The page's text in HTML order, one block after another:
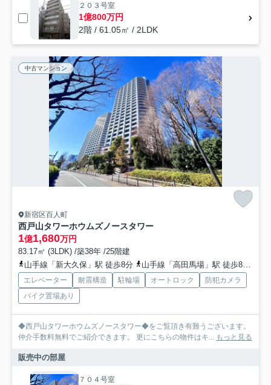
２０３号室
1億800万円
2階 / 61.05㎡ / 2LDK
中古マンション
新宿区百人町
西戸山タワーホウムズノースタワー
1億1,680万円
83.17㎡ (3LDK) /築38年 /25階建
山手線「新大久保」駅 徒歩8分
山手線「高田馬場」駅 徒歩8分
エレベーター 耐震構造 駐輪場 オートロック
防犯カメラ
バイク置場あり
◆西戸山タワーホウムズノースタワー◆をご覧頂き有難うございます。
仲介手数料無料でご紹介できます。 更にこちらの物件はキ... もっと見る
販売中の部屋
７０４号室